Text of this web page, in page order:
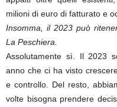
milioni di euro di fatturato e
Insomma, il 2023 può
La Peschiera.
Assolutamente sì. Il 2023
anno che ci ha visto
e controllo. Del resto,
volte bisogna prendere